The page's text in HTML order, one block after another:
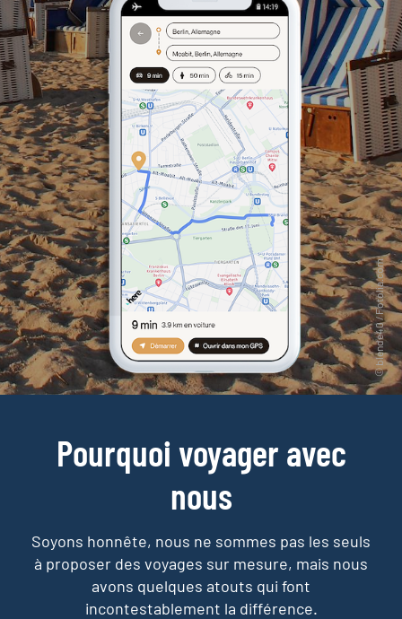
Pourquoi voyager avec
nous
Soyons honnête, nous ne sommes pas les seuls
à proposer des voyages sur mesure, mais nous
avons quelques atouts qui font
incontestablement la différence.